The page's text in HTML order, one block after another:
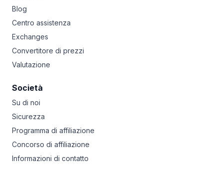
Blog
Centro assistenza
Exchanges
Convertitore di prezzi
Valutazione
Società
Su di noi
Sicurezza
Programma di affiliazione
Concorso di affiliazione
Informazioni di contatto